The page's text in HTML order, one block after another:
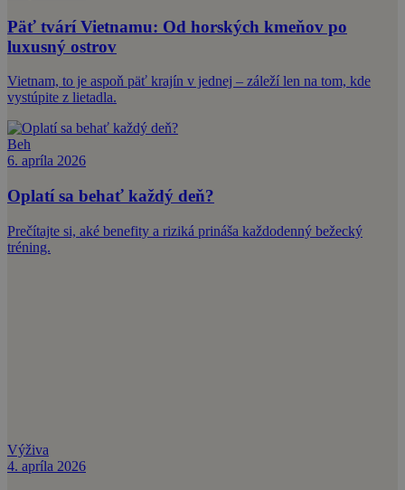
Päť tvárí Vietnamu: Od horských kmeňov po
luxusný ostrov
Vietnam, to je aspoň päť krajín v jednej – záleží len na tom, kde
vystúpite z lietadla.
Beh
6. apríla 2026
Oplatí sa behať každý deň?
Prečítajte si, aké benefity a riziká prináša každodenný bežecký
tréning.
Výživa
4. apríla 2026